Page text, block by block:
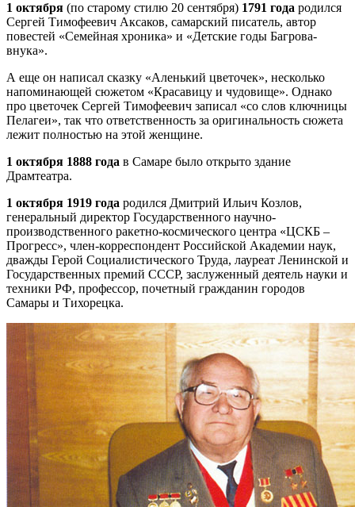
1 октября (по старому стилю 20 сентября) 1791 года родился
Сергей Тимофеевич Аксаков, самарский писатель, автор
повестей «Семейная хроника» и «Детские годы Багрова-
внука».
А еще он написал сказку «Аленький цветочек», несколько
напоминающей сюжетом «Красавицу и чудовище». Однако
про цветочек Сергей Тимофеевич записал «со слов ключницы
Пелагеи», так что ответственность за оригинальность сюжета
лежит полностью на этой женщине.
1 октября 1888 года в Самаре было открыто здание
Драмтеатра.
1 октября 1919 года родился Дмитрий Ильич Козлов,
генеральный директор Государственного научно-
производственного ракетно-космического центра «ЦСКБ –
Прогресс», член-корреспондент Российской Академии наук,
дважды Герой Социалистического Труда, лауреат Ленинской и
Государственных премий СССР, заслуженный деятель науки и
техники РФ, профессор, почетный гражданин городов
Самары и Тихорецка.